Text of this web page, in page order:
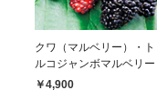
クワ（マルベリー）・ト
ルコジャンボマルベリー
￥4,900